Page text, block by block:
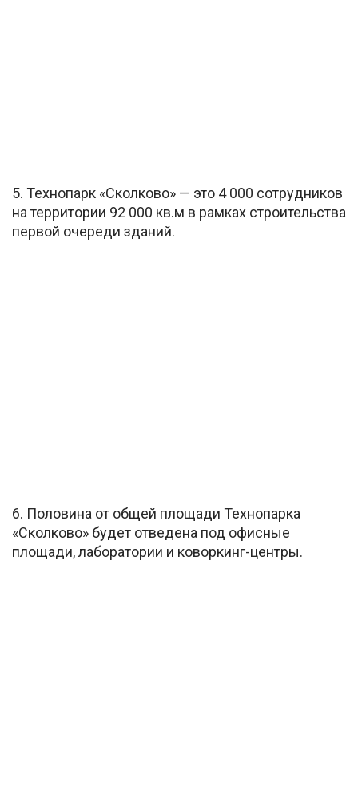
5. Технопарк «Сколково» — это 4 000 сотрудников
на территории 92 000 кв.м в рамках строительства
первой очереди зданий.
6. Половина от общей площади Технопарка
«Сколково» будет отведена под офисные
площади, лаборатории и коворкинг-центры.